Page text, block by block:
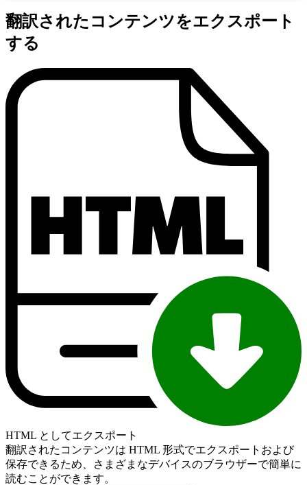
翻訳されたコンテンツをエクスポート
する
HTML としてエクスポート
翻訳されたコンテンツは HTML 形式でエクスポートおよび
保存できるため、さまざまなデバイスのブラウザーで簡単に
読むことができます。